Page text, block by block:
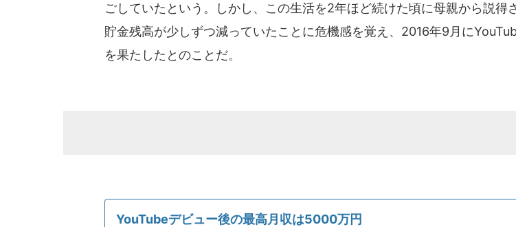
ごしていたという。しかし、この生活を2年ほど続けた頃に母親から説得
貯金残高が少しずつ減っていたことに危機感を覚え、2016年9月に
を果たしたとのことだ。
YouTubeデビュー後の最高月収は5000万円